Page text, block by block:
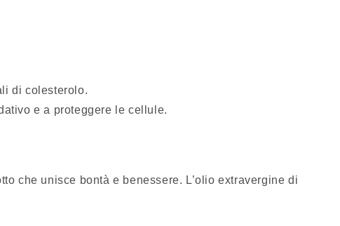
di colesterolo.
e a proteggere le cellule.
che unisce bontà e benessere. L’olio extravergine di